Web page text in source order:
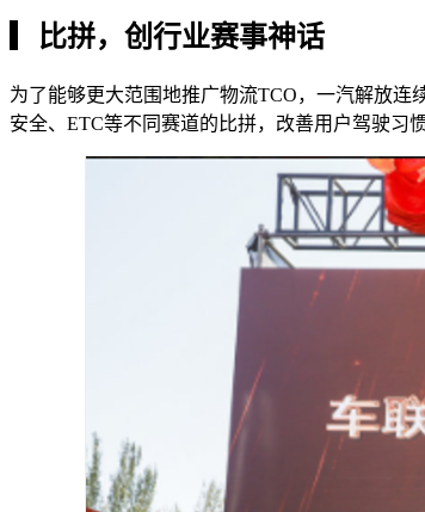
比拼，创行业赛事神话
为了能够更大范围地推广物流TCO，一汽解放连
安全、ETC等不同赛道的比拼，改善用户驾驶习